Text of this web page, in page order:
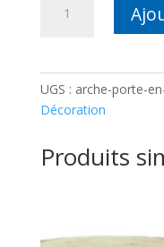
bois
UGS : arche-porte-
Décoration
Produits